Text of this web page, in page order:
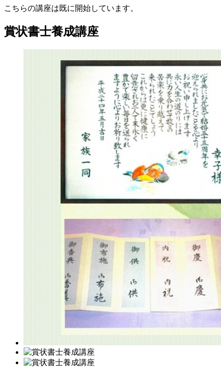
こちらの講座は既に開始しています。
賞状書士養成講座